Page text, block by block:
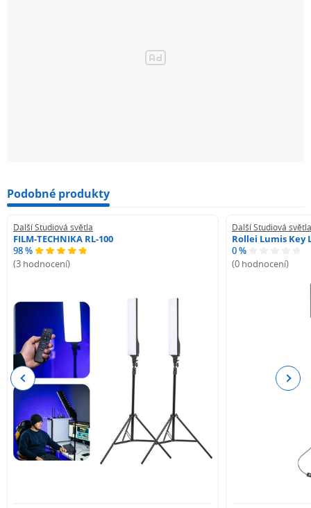
Podobné produkty
Další Studiová světla
FILM-TECHNIKA RL-100
98 %
(3 hodnocení)
Další Studiová světla
Rollei Lumis Key
0 %
(0 hodnocení)
Previous Next